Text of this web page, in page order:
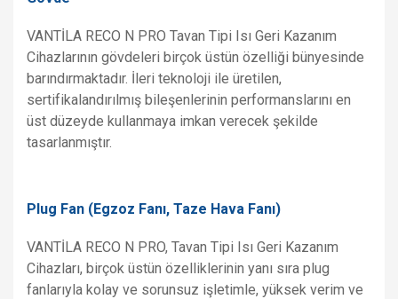
VANTİLA RECO N PRO Tavan Tipi Isı Geri Kazanım
Cihazlarının gövdeleri birçok üstün özelliği bünyesinde
barındırmaktadır. İleri teknoloji ile üretilen,
sertifikalandırılmış bileşenlerinin performanslarını en
üst düzeyde kullanmaya imkan verecek şekilde
tasarlanmıştır.
Plug Fan (Egzoz Fanı, Taze Hava Fanı)
VANTİLA RECO N PRO, Tavan Tipi Isı Geri Kazanım
Cihazları, birçok üstün özelliklerinin yanı sıra plug
fanlarıyla kolay ve sorunsuz işletimle, yüksek verim ve